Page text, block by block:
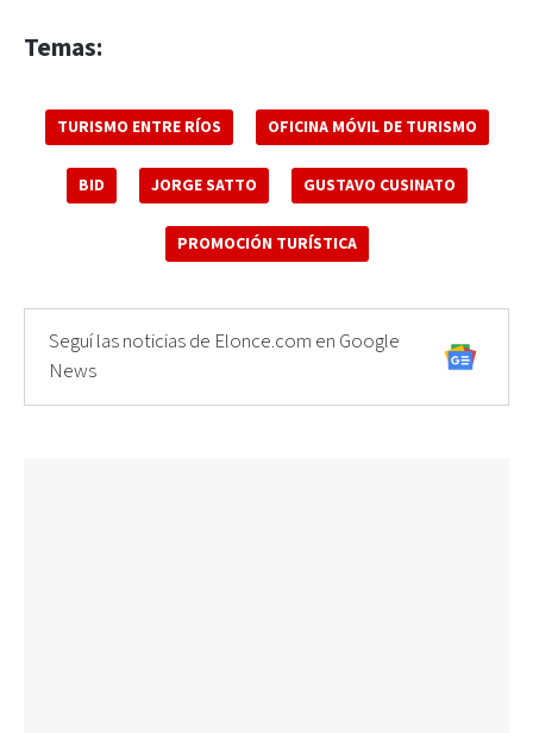
Temas:
TURISMO ENTRE RÍOS OFICINA MÓVIL DE TURISMO
BID JORGE SATTO GUSTAVO CUSINATO
PROMOCIÓN TURÍSTICA
Seguí las noticias de Elonce.com en Google
News